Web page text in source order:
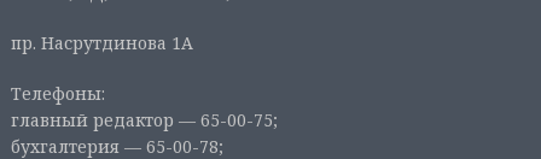
пр. Насрутдинова 1А
Телефоны:
главный редактор — 65-00-75;
бухгалтерия — 65-00-78;